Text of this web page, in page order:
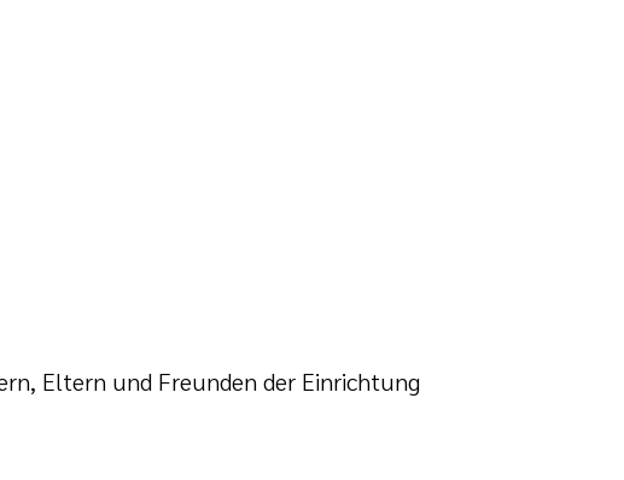
Eltern und Freunden der Einrichtung